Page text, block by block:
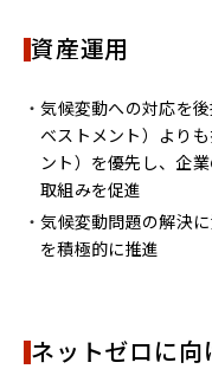
資産運用
気候変動への対応を
ベストメント）より
ント）を優先し、企
取組みを促進
気候変動問題の解決
を積極的に推進
ネットゼロに